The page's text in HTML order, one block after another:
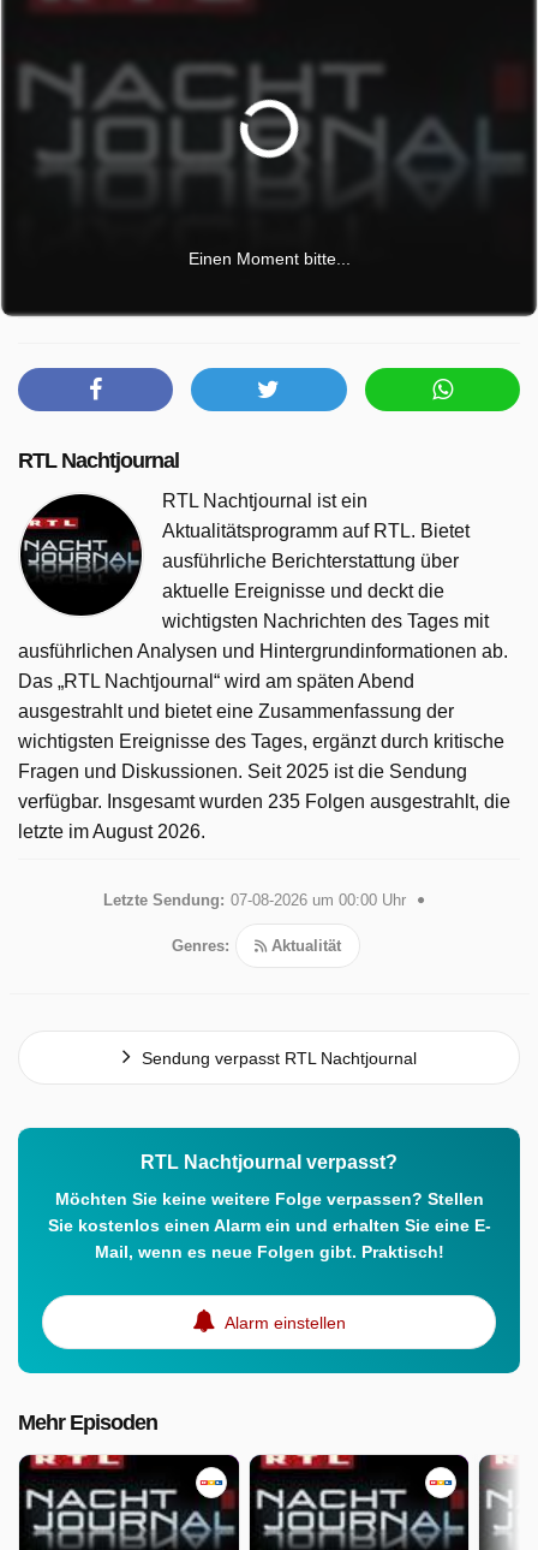
Einen Moment bitte...
RTL Nachtjournal
RTL Nachtjournal ist ein
Aktualitätsprogramm auf RTL. Bietet
ausführliche Berichterstattung über
aktuelle Ereignisse und deckt die
wichtigsten Nachrichten des Tages mit
ausführlichen Analysen und Hintergrundinformationen ab.
Das „RTL Nachtjournal“ wird am späten Abend
ausgestrahlt und bietet eine Zusammenfassung der
wichtigsten Ereignisse des Tages, ergänzt durch kritische
Fragen und Diskussionen. Seit 2025 ist die Sendung
verfügbar. Insgesamt wurden 235 Folgen ausgestrahlt, die
letzte im August 2026.
Letzte Sendung: 07-08-2026 um 00:00 Uhr
Genres: Aktualität
Sendung verpasst RTL Nachtjournal
RTL Nachtjournal verpasst?
Möchten Sie keine weitere Folge verpassen? Stellen
Sie kostenlos einen Alarm ein und erhalten Sie eine E-
Mail, wenn es neue Folgen gibt. Praktisch!
Alarm einstellen
Mehr Episoden